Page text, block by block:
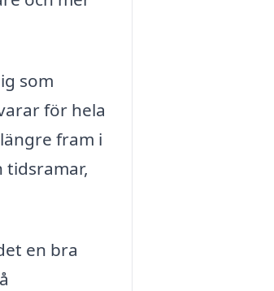
som
för hela
fram i
tidsramar,
en bra